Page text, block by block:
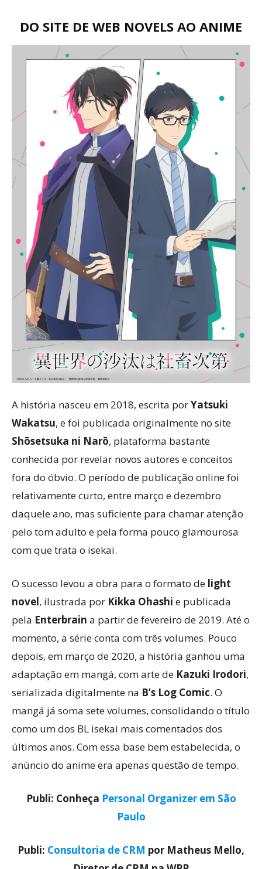
DO SITE DE WEB NOVELS AO ANIME
A história nasceu em 2018, escrita porYatsuki
Wakatsu, e foi publicada originalmente no site
Shōsetsuka ni Narō, plataforma bastante
conhecida por revelar novos autores e conceitos
fora do óbvio. O período de publicação online foi
relativamente curto, entre março e dezembro
daquele ano, mas suficiente para chamar atenção
pelo tom adulto e pela forma pouco glamourosa
com que trata o isekai.
O sucesso levou a obra para o formato de light
novel, ilustrada por Kikka Ohashi e publicada
pela Enterbrain a partir de fevereiro de 2019. Até o
momento, a série conta com três volumes. Pouco
depois, em março de 2020, a história ganhou uma
adaptação em mangá, com arte de Kazuki Irodori,
serializada digitalmente na B’s Log Comic. O
mangá já soma sete volumes, consolidando o título
como um dos BL isekai mais comentados dos
últimos anos. Com essa base bem estabelecida, o
anúncio do anime era apenas questão de tempo.
Publi: Conheça Personal Organizer em São
Paulo
Publi: Consultoria de CRM por Matheus Mello,